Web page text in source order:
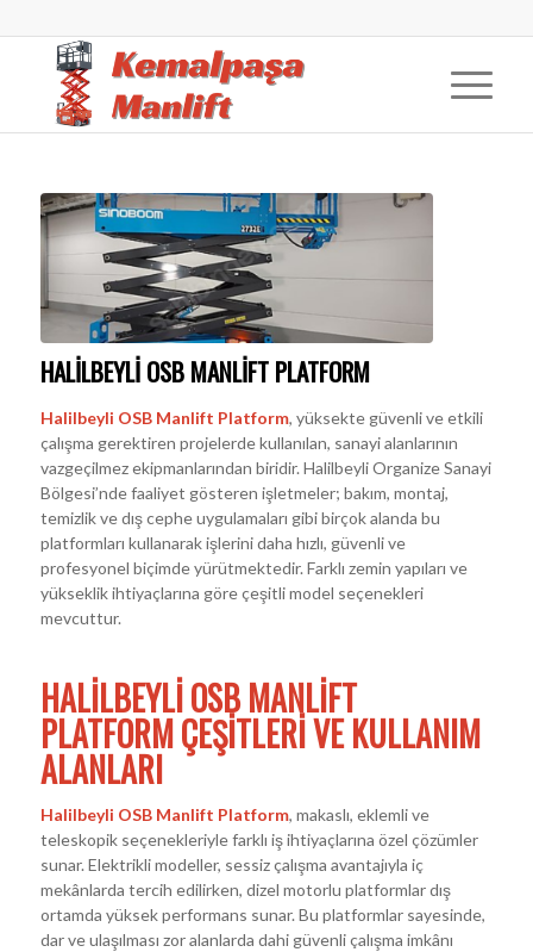
HALILBEYLI OSB MANLIFT PLATFORM
Halilbeyli OSB Manlift Platform, yüksekte güvenli ve etkili
çalışma gerektiren projelerde kullanılan, sanayi alanlarının
vazgeçilmez ekipmanlarından biridir. Halilbeyli Organize Sanayi
Bölgesi’nde faaliyet gösteren işletmeler; bakım, montaj,
temizlik ve dış cephe uygulamaları gibi birçok alanda bu
platformları kullanarak işlerini daha hızlı, güvenli ve
profesyonel biçimde yürütmektedir. Farklı zemin yapıları ve
yükseklik ihtiyaçlarına göre çeşitli model seçenekleri
mevcuttur.
HALILBEYLI OSB MANLIFT
PLATFORM ÇEŞITLERI VE KULLANIM
ALANLARI
Halilbeyli OSB Manlift Platform, makaslı, eklemli ve
teleskopik seçenekleriyle farklı iş ihtiyaçlarına özel çözümler
sunar. Elektrikli modeller, sessiz çalışma avantajıyla iç
mekânlarda tercih edilirken, dizel motorlu platformlar dış
ortamda yüksek performans sunar. Bu platformlar sayesinde,
dar ve ulaşılması zor alanlarda dahi güvenli çalışma imkânı